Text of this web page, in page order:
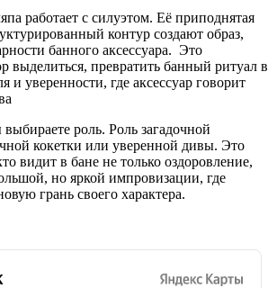
работает с силуэтом. Её приподнятая
контур создают образ,
банного аксессуара. Это
выделиться, превратить банный ритуал в
и уверенности, где аксессуар говорит
роль. Роль загадочной
кокетки или уверенной дивы. Это
видит в бане не только оздоровление,
но яркой импровизации, где
грань своего характера.